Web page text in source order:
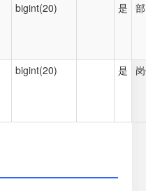
bigint(20) 是
bigint(20) 是